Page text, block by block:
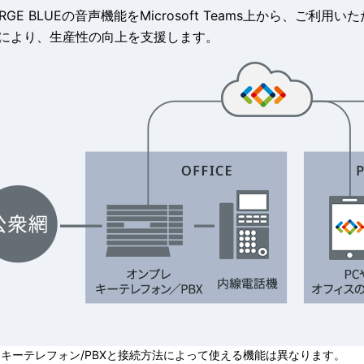
BLUEの音声機能をMicrosoft Teams上から、ご利用い
より、生産性の向上を支援します。
ーテレフォン/PBXと接続方法によって使える機能は異なります。